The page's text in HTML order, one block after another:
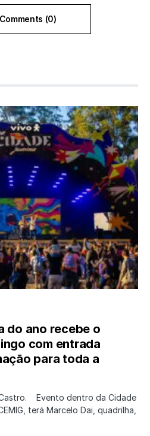
(0)
do ano recebe o
com entrada
para toda a
Castro. Evento dentro da Cidade
terá Marcelo Dai, quadrilha,